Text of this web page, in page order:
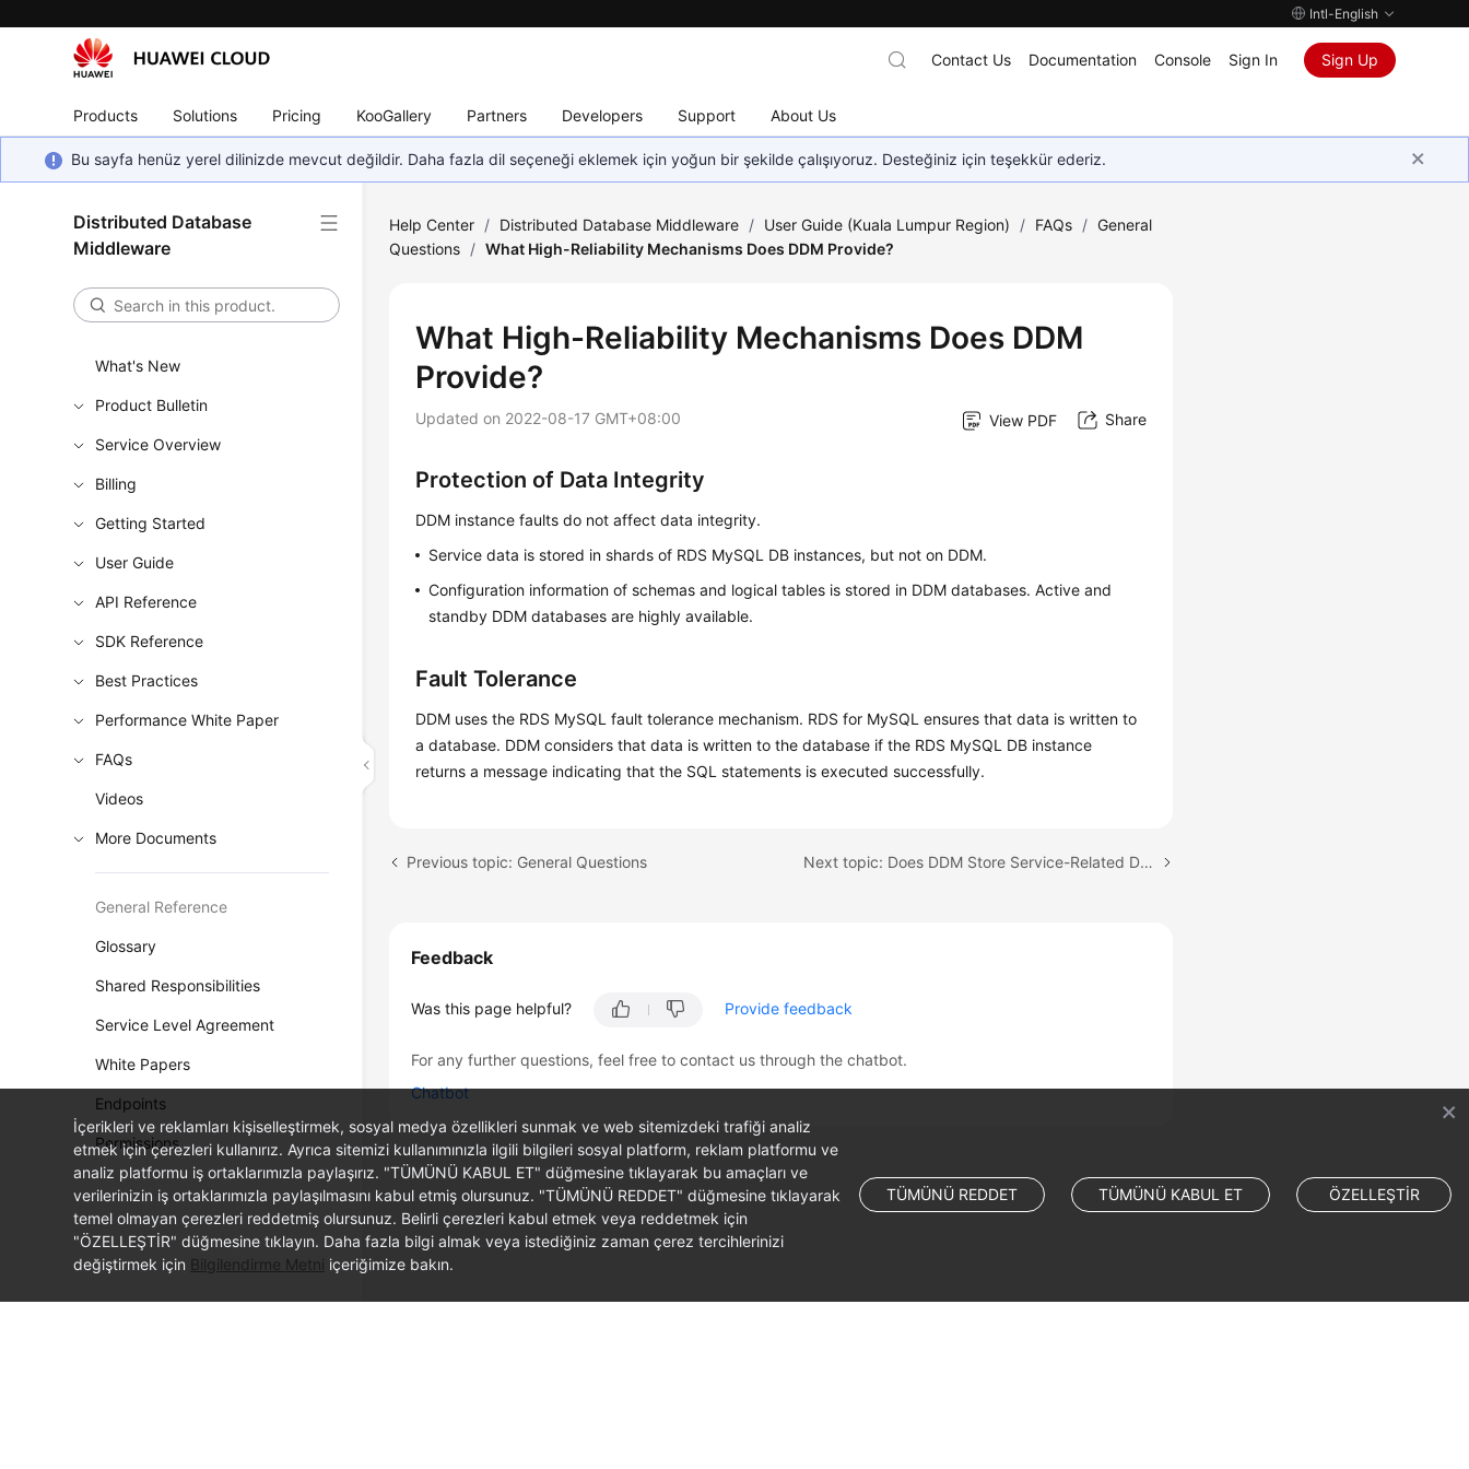
Intl-English
Products Solutions Pricing KooGallery Partners Developers Support About Us
Contact Us Documentation Console Sign In Sign Up
Bu sayfa henüz yerel dilinizde mevcut değildir. Daha fazla dil seçeneği eklemek için yoğun bir şekilde çalışıyoruz. Desteğiniz için teşekkür ederiz.
Distributed Database
Middleware
What's New
Product Bulletin
Service Overview
Billing
Getting Started
User Guide
API Reference
SDK Reference
Best Practices
Performance White Paper
FAQs
Videos
More Documents
General Reference
Glossary
Shared Responsibilities
Service Level Agreement
White Papers
Endpoints
Permissions
Help Center / Distributed Database Middleware / User Guide (Kuala Lumpur Region) / FAQs / General
Questions / What High-Reliability Mechanisms Does DDM Provide?
What High-Reliability Mechanisms Does DDM
Provide?
Updated on 2022-08-17 GMT+08:00 View PDF Share
Protection of Data Integrity
DDM instance faults do not affect data integrity.
Service data is stored in shards of RDS MySQL DB instances, but not on DDM.
Configuration information of schemas and logical tables is stored in DDM databases. Active and
standby DDM databases are highly available.
Fault Tolerance
DDM uses the RDS MySQL fault tolerance mechanism. RDS for MySQL ensures that data is written to
a database. DDM considers that data is written to the database if the RDS MySQL DB instance
returns a message indicating that the SQL statements is executed successfully.
Previous topic: General Questions Next topic: Does DDM Store Service-Related Data?
Feedback
Was this page helpful? Provide feedback
For any further questions, feel free to contact us through the chatbot.
Chatbot
İçerikleri ve reklamları kişiselleştirmek, sosyal medya özellikleri sunmak ve web sitemizdeki trafiği analiz
etmek için çerezleri kullanırız. Ayrıca sitemizi kullanımınızla ilgili bilgileri sosyal platform, reklam platformu ve
analiz platformu iş ortaklarımızla paylaşırız. "TÜMÜNÜ KABUL ET" düğmesine tıklayarak bu amaçları ve
verilerinizin iş ortaklarımızla paylaşılmasını kabul etmiş olursunuz. "TÜMÜNÜ REDDET" düğmesine tıklayarak
temel olmayan çerezleri reddetmiş olursunuz. Belirli çerezleri kabul etmek veya reddetmek için
"ÖZELLEŞTİR" düğmesine tıklayın. Daha fazla bilgi almak veya istediğiniz zaman çerez tercihlerinizi
değiştirmek için Bilgilendirme Metni içeriğimize bakın.
TÜMÜNÜ REDDET TÜMÜNÜ KABUL ET ÖZELLEŞTİR